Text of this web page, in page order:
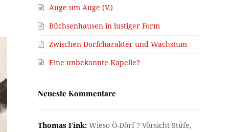
Auge um Auge (V.)
Büchsenhausen in lustiger Form
Zwischen Dorfcharakter und Wachstum
Eine unbekannte Kapelle?
Neueste Kommentare
Thomas Fink: Wieso Ö-Dörf ? Vörsicht Stüfe,